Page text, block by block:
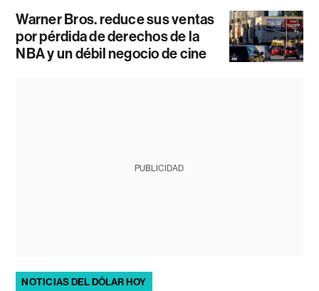
Warner Bros. reduce sus ventas
por pérdida de derechos de la
NBA y un débil negocio de cine
PUBLICIDAD
NOTICIAS DEL DÓLAR HOY